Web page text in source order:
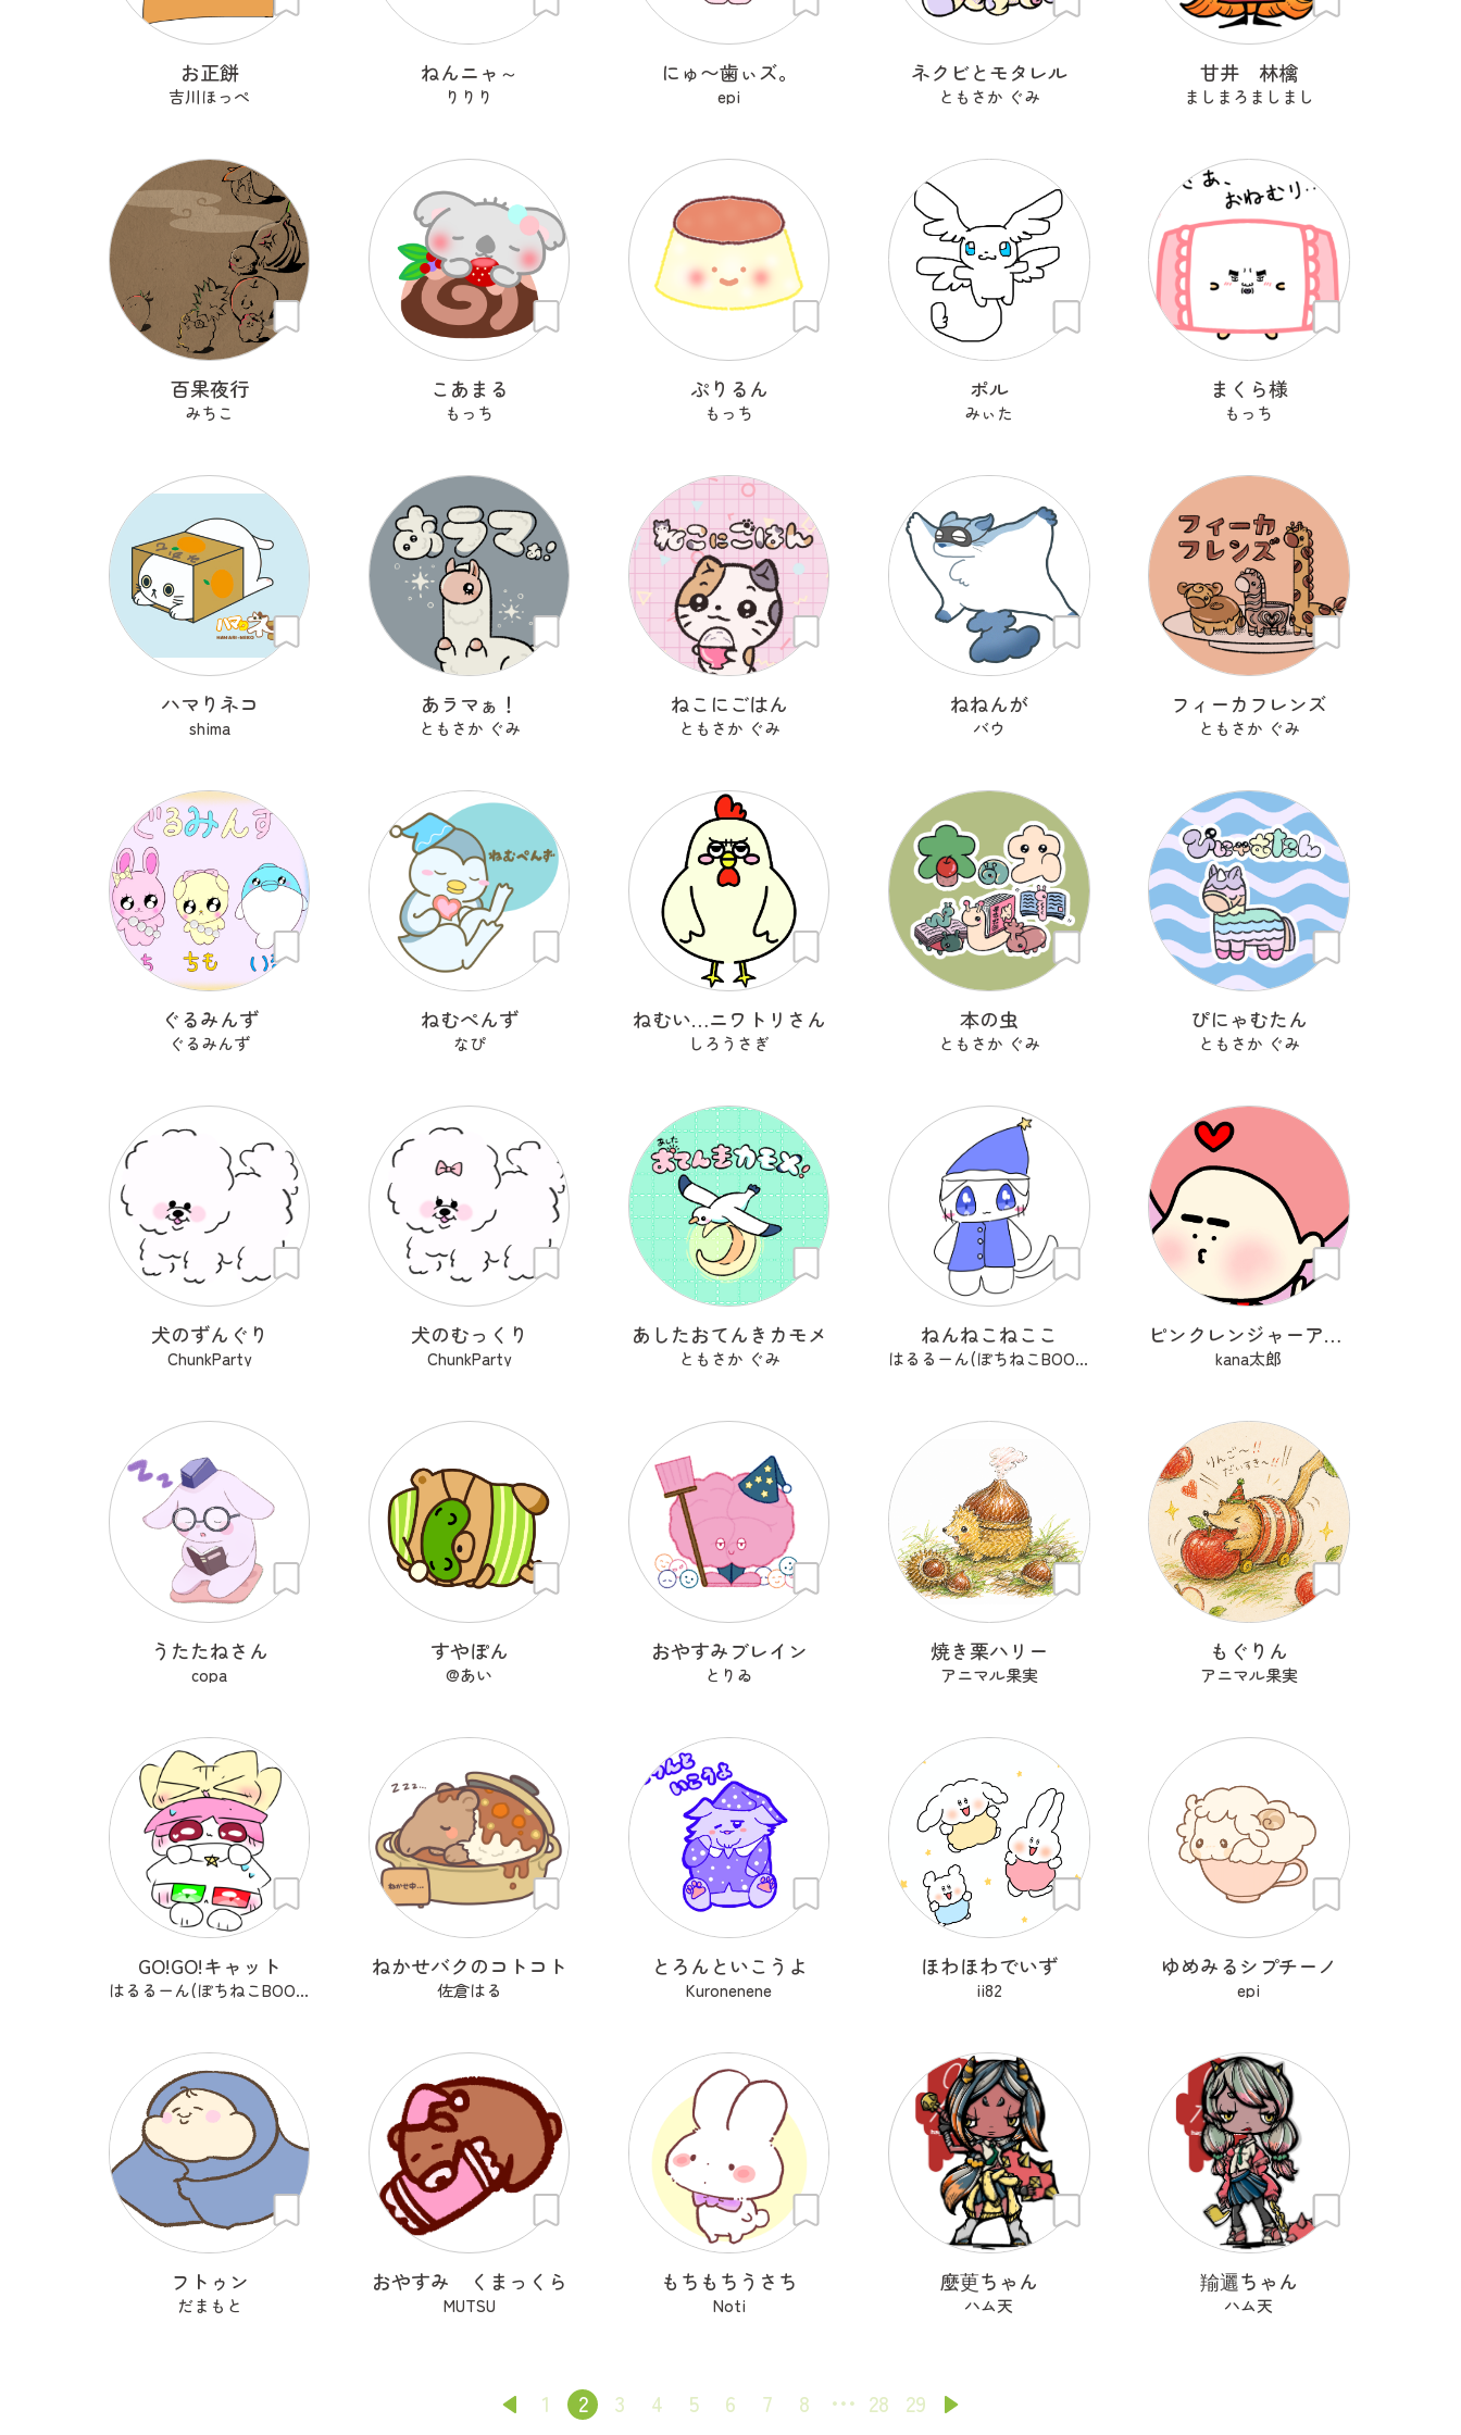
お正餅
吉川ほっぺ
ねんニャ～
りりり
にゅ〜歯ぃズ。
epi
ネクビとモタレル
ともさか ぐみ
甘井 林檎
ましまろましまし
百果夜行
みちこ
こあまる
もっち
ぷりるん
もっち
ポル
みぃた
まくら様
もっち
ハマりネコ
shima
あラマぁ！
ともさか ぐみ
ねこにごはん
ともさか ぐみ
ねねんが
バウ
フィーカフレンズ
ともさか ぐみ
ぐるみんず
ぐるみんず
ねむぺんず
なぴ
ねむい…ニワトリさん
しろうさぎ
本の虫
ともさか ぐみ
ぴにゃむたん
ともさか ぐみ
犬のずんぐり
ChunkParty
犬のむっくり
ChunkParty
あしたおてんきカモメ
ともさか ぐみ
ねんねこねここ
はるるーん(ぽちねこBOOKS)
ピンクレンジャーアフロ🩷
kana太郎
うたたねさん
copa
すやぽん
@あい
おやすみブレイン
とりゐ
焼き栗ハリー
アニマル果実
もぐりん
アニマル果実
GO!GO!キャット
はるるーん(ぽちねこBOOKS)
ねかせバクのコトコト
佐倉はる
とろんといこうよ
Kuronenene
ほわほわでいず
ii82
ゆめみるシプチーノ
epi
フトゥン
だまもと
おやすみ くまっくら
MUTSU
もちもちうさち
Noti
麼茰ちゃん
ハム天
羭邐ちゃん
ハム天
1 2 3 4 5 6 7 8 28 29